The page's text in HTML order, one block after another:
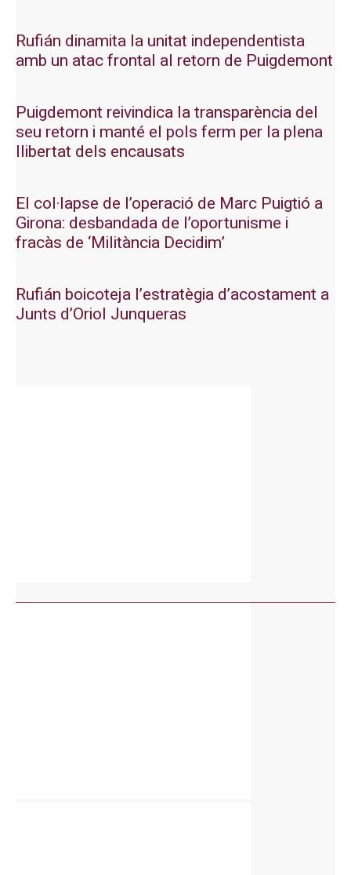
Rufián dinamita la unitat independentista
amb un atac frontal al retorn de Puigdemont
Puigdemont reivindica la transparència del
seu retorn i manté el pols ferm per la plena
llibertat dels encausats
El col·lapse de l’operació de Marc Puigtió a
Girona: desbandada de l’oportunisme i
fracàs de ‘Militància Decidim’
Rufián boicoteja l’estratègia d’acostament a
Junts d’Oriol Junqueras